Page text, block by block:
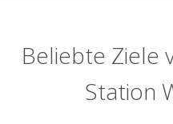
Beliebte Ziele
Station